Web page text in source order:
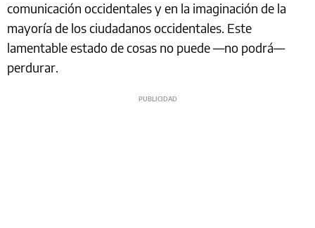
comunicación occidentales y en la imaginación de la
mayoría de los ciudadanos occidentales. Este
lamentable estado de cosas no puede —no podrá—
perdurar.